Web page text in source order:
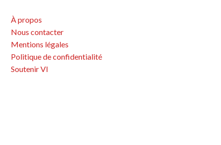
À propos
Nous contacter
Mentions légales
Politique de confidentialité
Soutenir VI